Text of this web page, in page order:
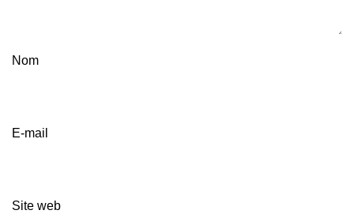
Nom
E-mail
Site web